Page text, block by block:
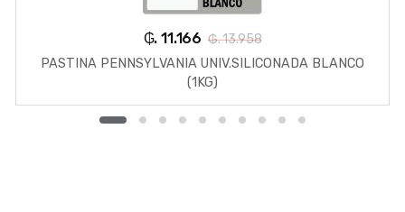
₲. 11.166 ₲. 13.958
PASTINA PENNSYLVANIA UNIV.SILICONADA BLANCO
(1KG)